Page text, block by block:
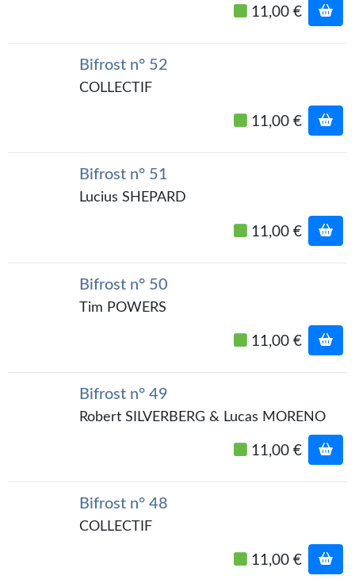
11,00 €
Bifrost n° 52
COLLECTIF
11,00 €
Bifrost n° 51
Lucius SHEPARD
11,00 €
Bifrost n° 50
Tim POWERS
11,00 €
Bifrost n° 49
Robert SILVERBERG & Lucas MORENO
11,00 €
Bifrost n° 48
COLLECTIF
11,00 €